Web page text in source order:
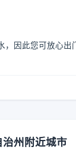
，因此您可放心出
治州附近城市